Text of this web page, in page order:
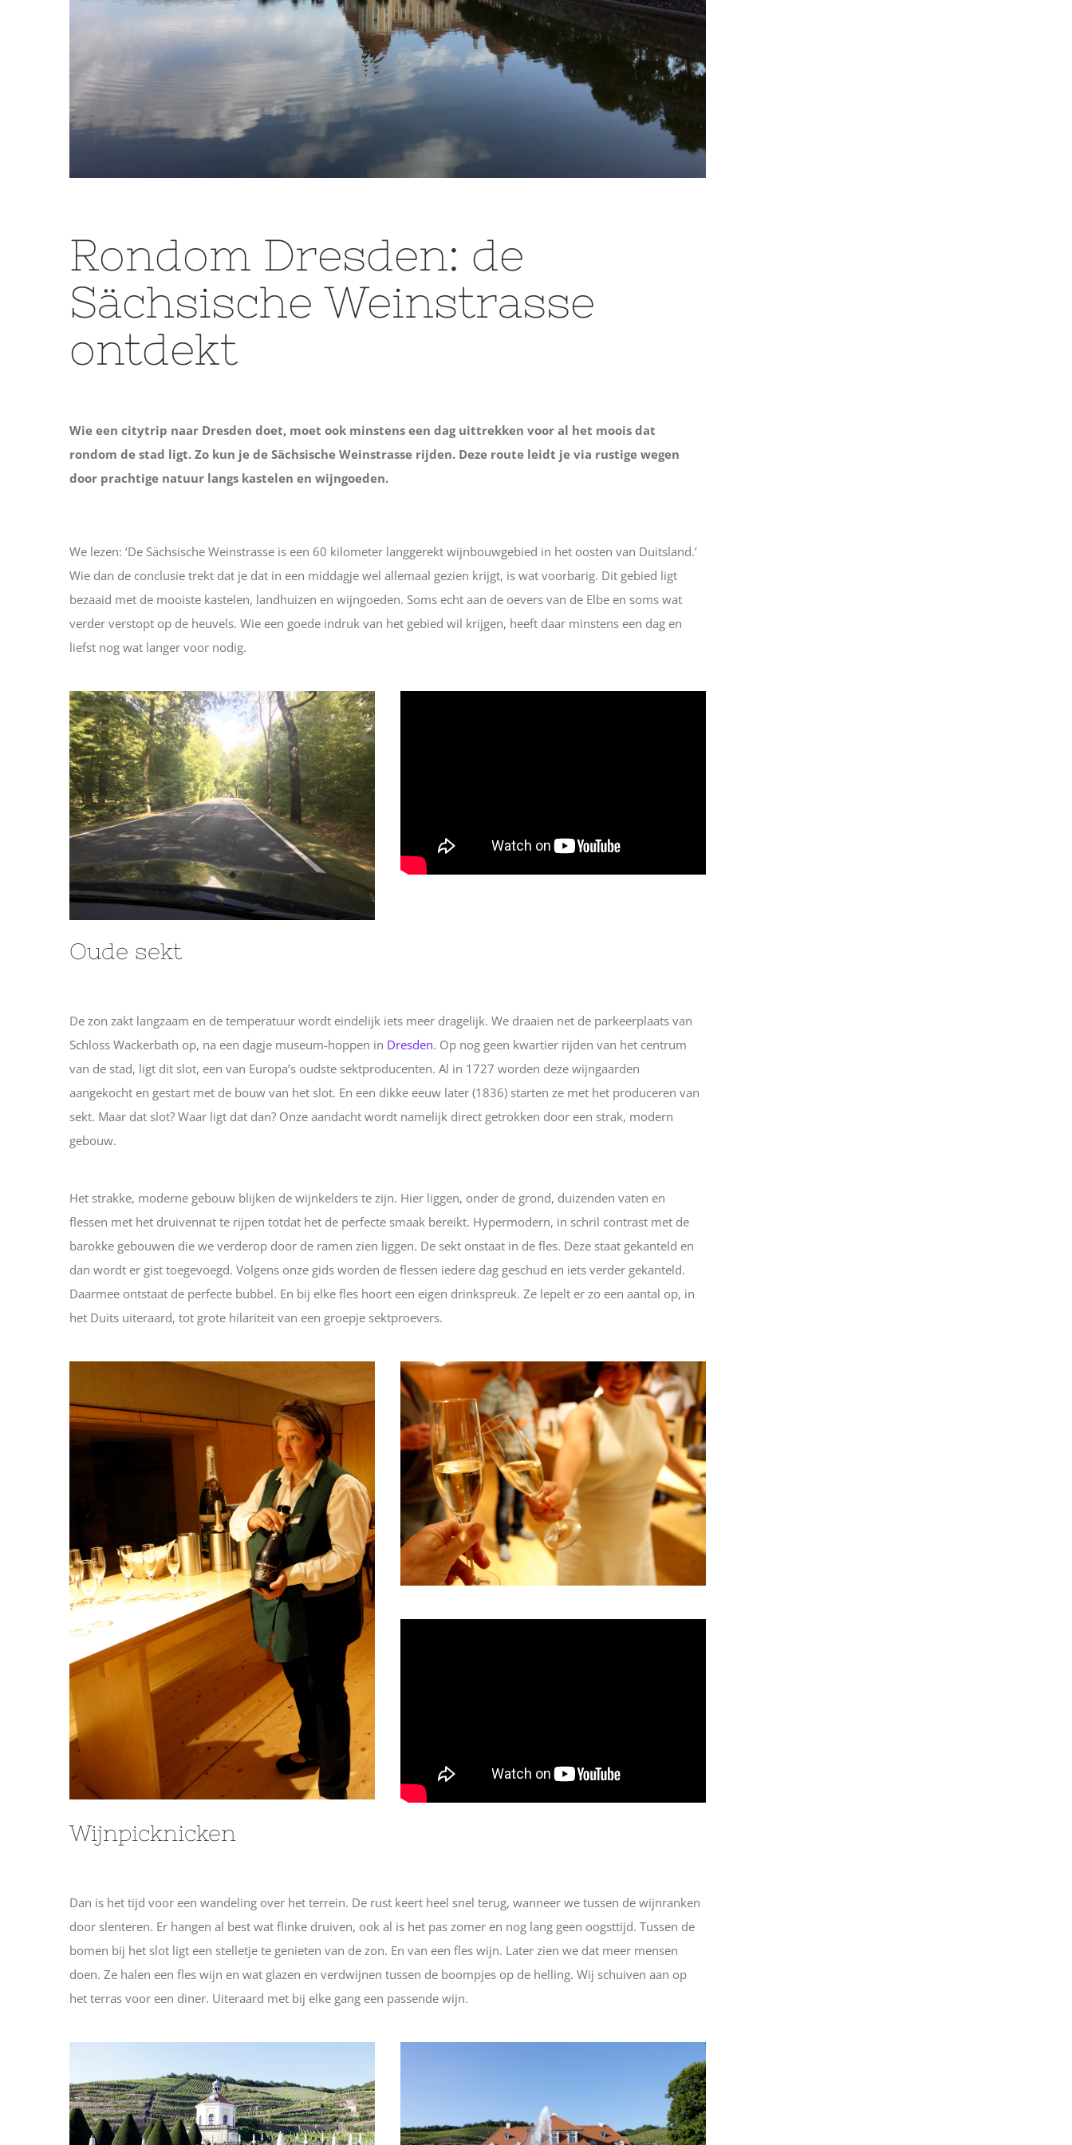
Rondom Dresden: de
Sächsische Weinstrasse
ontdekt
Wie een citytrip naar Dresden doet, moet ook minstens een dag uittrekken voor al het moois dat
rondom de stad ligt. Zo kun je de Sächsische Weinstrasse rijden. Deze route leidt je via rustige wegen
door prachtige natuur langs kastelen en wijngoeden.
We lezen: ‘De Sächsische Weinstrasse is een 60 kilometer langgerekt wijnbouwgebied in het oosten van Duitsland.’
Wie dan de conclusie trekt dat je dat in een middagje wel allemaal gezien krijgt, is wat voorbarig. Dit gebied ligt
bezaaid met de mooiste kastelen, landhuizen en wijngoeden. Soms echt aan de oevers van de Elbe en soms wat
verder verstopt op de heuvels. Wie een goede indruk van het gebied wil krijgen, heeft daar minstens een dag en
liefst nog wat langer voor nodig.
Oude sekt
De zon zakt langzaam en de temperatuur wordt eindelijk iets meer dragelijk. We draaien net de parkeerplaats van
Schloss Wackerbath op, na een dagje museum-hoppen in Dresden. Op nog geen kwartier rijden van het centrum
van de stad, ligt dit slot, een van Europa’s oudste sektproducenten. Al in 1727 worden deze wijngaarden
aangekocht en gestart met de bouw van het slot. En een dikke eeuw later (1836) starten ze met het produceren van
sekt. Maar dat slot? Waar ligt dat dan? Onze aandacht wordt namelijk direct getrokken door een strak, modern
gebouw.
Het strakke, moderne gebouw blijken de wijnkelders te zijn. Hier liggen, onder de grond, duizenden vaten en
flessen met het druivennat te rijpen totdat het de perfecte smaak bereikt. Hypermodern, in schril contrast met de
barokke gebouwen die we verderop door de ramen zien liggen. De sekt onstaat in de fles. Deze staat gekanteld en
dan wordt er gist toegevoegd. Volgens onze gids worden de flessen iedere dag geschud en iets verder gekanteld.
Daarmee ontstaat de perfecte bubbel. En bij elke fles hoort een eigen drinkspreuk. Ze lepelt er zo een aantal op, in
het Duits uiteraard, tot grote hilariteit van een groepje sektproevers.
Wijnpicknicken
Dan is het tijd voor een wandeling over het terrein. De rust keert heel snel terug, wanneer we tussen de wijnranken
door slenteren. Er hangen al best wat flinke druiven, ook al is het pas zomer en nog lang geen oogsttijd. Tussen de
bomen bij het slot ligt een stelletje te genieten van de zon. En van een fles wijn. Later zien we dat meer mensen
doen. Ze halen een fles wijn en wat glazen en verdwijnen tussen de boompjes op de helling. Wij schuiven aan op
het terras voor een diner. Uiteraard met bij elke gang een passende wijn.